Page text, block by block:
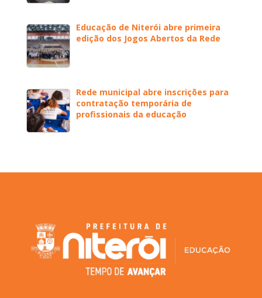
Educação de Niterói abre primeira
edição dos Jogos Abertos da Rede
Rede municipal abre inscrições para
contratação temporária de
profissionais da educação